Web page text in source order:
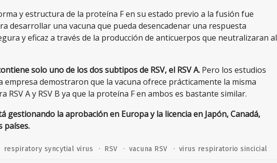
y estructura de la proteína F en su estado previo a la fusión fue
desarrollar una vacuna que pueda desencadenar una respuesta
y eficaz a través de la producción de anticuerpos que neutralizaran al
solo uno de los dos subtipos de RSV, el RSV A. Pero los estudios
empresa demostraron que la vacuna ofrece prácticamente la misma
RSV A y RSV B ya que la proteína F en ambos es bastante similar.
gestionando la aprobación en Europa y la licencia en Japón, Canadá,
países.
respiratory syncytial virus · RSV · vacuna RSV · virus respiratorio sincicial